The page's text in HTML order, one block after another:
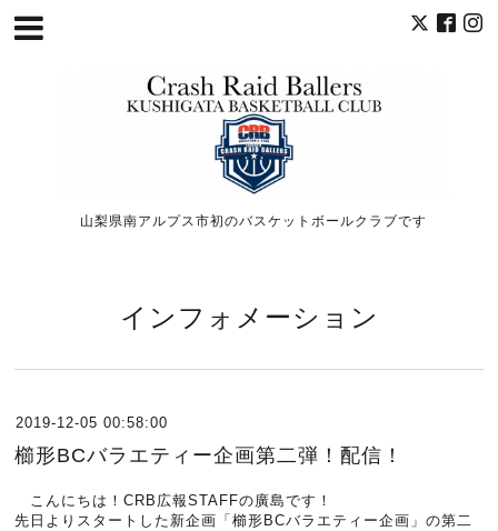
山梨県南アルプス市初のバスケットボールクラブです
インフォメーション
2019-12-05 00:58:00
櫛形BCバラエティー企画第二弾！配信！
こんにちは！CRB広報STAFFの廣島です！
先日よりスタートした新企画「櫛形BCバラエティー企画」の第二